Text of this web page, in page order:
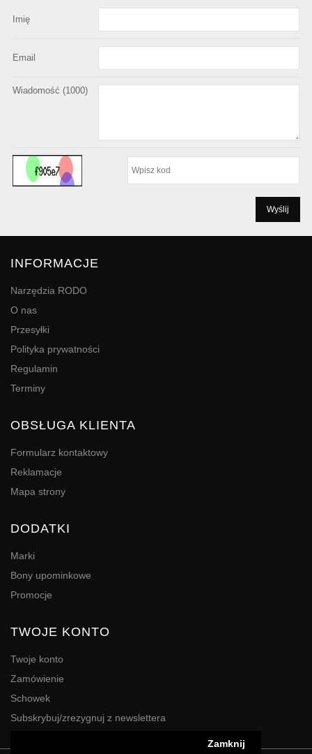
Zamknij
Imię
Email
Wiadomość (1000)
INFORMACJE
Narzędzia RODO
O nas
Przesyłki
Polityka prywatności
Regulamin
Terminy
OBSŁUGA KLIENTA
Formularz kontaktowy
Reklamacje
Mapa strony
DODATKI
Marki
Bony upominkowe
Promocje
TWOJE KONTO
Twoje konto
Zamówienie
Schowek
Subskrybuj/zrezygnuj z newslettera